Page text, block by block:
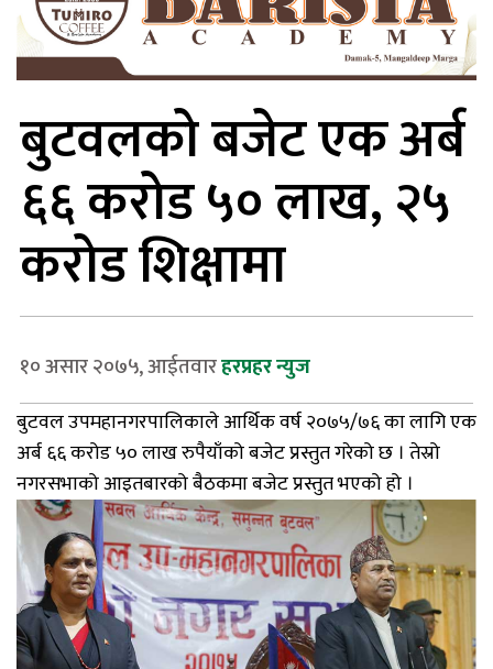
बुटवलको बजेट एक अर्ब
६६ करोड ५० लाख, २५
करोड शिक्षामा
१० असार २०७५, आईतवारहरप्रहर न्युज
बुटवल उपमहानगरपालिकाले आर्थिक वर्ष २०७५/७६ का लागि एक
अर्ब ६६ करोड ५० लाख रुपैयाँको बजेट प्रस्तुत गरेको छ । तेस्रो
नगरसभाको आइतबारको बैठकमा बजेट प्रस्तुत भएको हो ।